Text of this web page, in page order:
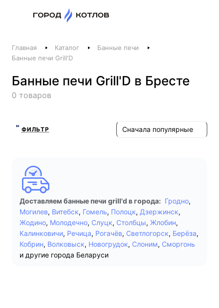
Телефоны
+375 44 511-06-41
+375 29 237-06-41
Котлы и отопление
Печи, камины, бани
Главная Каталог
Банные печи
Банные печи Grill'D
Банные печи Grill'D в Бресте
0 товаров
ФИЛЬТР Сначала популярные
Доставляем банные печи grill'd в города: Гродно,
Могилев, Витебск, Гомель, Полоцк, Дзержинск,
Жодино, Молодечно, Слуцк, Столбцы, Жлобин,
Калинковичи, Речица, Рогачёв, Светлогорск, Берёза,
Кобрин, Волковыск, Новогрудок, Слоним, Сморгонь
и другие города Беларуси